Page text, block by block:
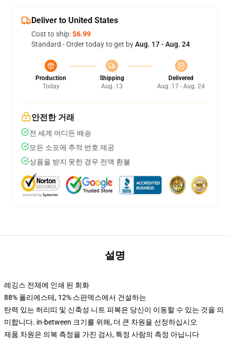
Deliver to United States
Cost to ship:$6.99
Standard - Order today to get byAug. 17 - Aug. 24
Production
Today
Shipping
Aug. 13
Delivered
Aug. 17 - Aug. 24
안전한 거래
전 세계 어디든 배송
모든 소포에 추적 번호 제공
상품을 받지 못한 경우 전액 환불
설명
레깅스 전체에 인쇄 된 회화
88% 폴리에스테, 12% 스판덱스에서 건설하는
탄력 있는 허리띠 및 신축성 니트 피복은 당신이 이동할 수 있는 것을 의
미합니다. in-between 크기를 위해, 더 큰 차원을 선정하십시오
제품 차원은 의복 측정을 가진 검사, 특정 사람의 측정 아닙니다